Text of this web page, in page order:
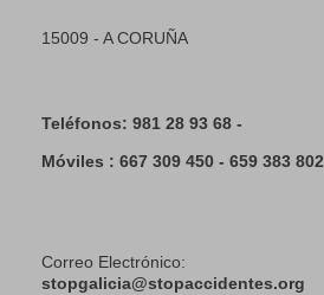
15009 - A CORUÑA
Teléfonos: 981 28 93 68 -
Móviles : 667 309 450 - 659 383 802
Correo Electrónico:
stopgalicia@stopaccidentes.org